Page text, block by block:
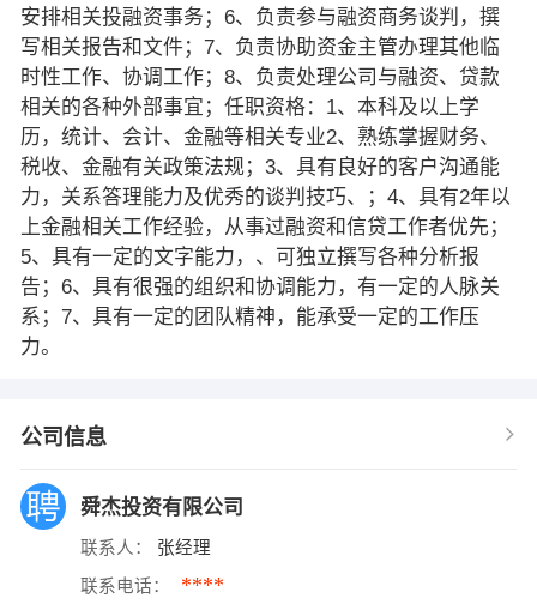
安排相关投融资事务；6、负责参与融资商务谈判，撰
写相关报告和文件；7、负责协助资金主管办理其他临
时性工作、协调工作；8、负责处理公司与融资、贷款
相关的各种外部事宜；任职资格：1、本科及以上学
历，统计、会计、金融等相关专业2、熟练掌握财务、
税收、金融有关政策法规；3、具有良好的客户沟通能
力，关系答理能力及优秀的谈判技巧、；4、具有2年以
上金融相关工作经验，从事过融资和信贷工作者优先；
5、具有一定的文字能力，、可独立撰写各种分析报
告；6、具有很强的组织和协调能力，有一定的人脉关
系；7、具有一定的团队精神，能承受一定的工作压
力。
公司信息
舜杰投资有限公司
联系人： 张经理
联系电话： ****